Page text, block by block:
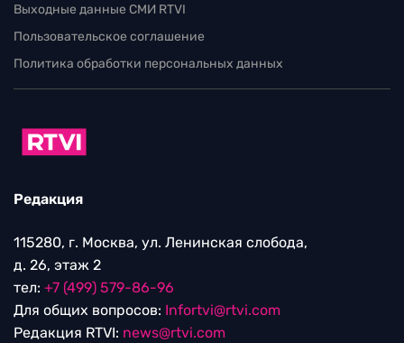
Выходные данные СМИ RTVI
Пользовательское соглашение
Политика обработки персональных данных
Редакция
115280, г. Москва, ул. Ленинская слобода,
д. 26, этаж 2
тел: +7 (499) 579-86-96
Для общих вопросов: Infortvi@rtvi.com
Редакция RTVI: news@rtvi.com